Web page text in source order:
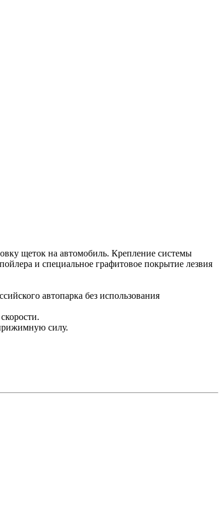
щеток на автомобиль. Крепление системы
и специальное графитовое покрытие лезвия
автопарка без использования
силу.